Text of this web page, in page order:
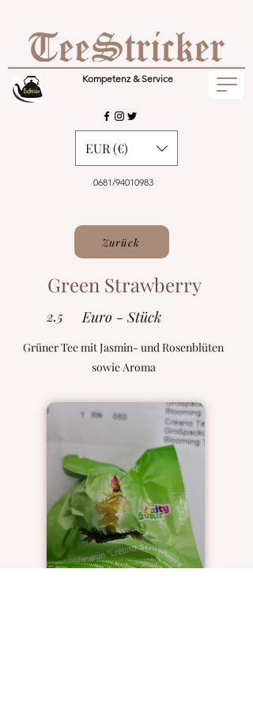
Kompetenz & Service
0681/94010983
EUR (€)
Zurück
Green Strawberry
2.5 Euro - Stück
Grüner Tee mit Jasmin- und Rosenblüten
sowie Aroma